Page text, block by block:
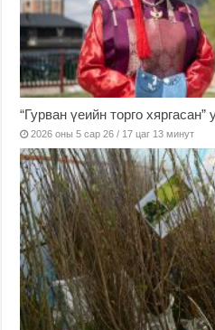
“Гурван үеийн торго хяргасан”
2026 оны 5 сар 26 / 17 цаг 13 минут